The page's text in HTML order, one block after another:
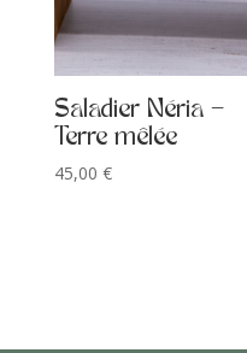
Saladier Néria –
Terre mêlée
45,00 €